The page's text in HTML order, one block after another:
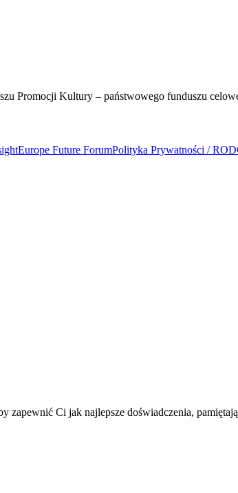
Promocji Kultury – państwowego funduszu
Europe Future ForumPolityka Prywatności /
zapewnić Ci jak najlepsze doświadczenia,